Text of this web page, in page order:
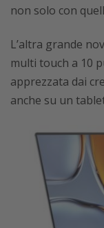
non solo con
L’altra grande
multi touch a 10
apprezzata dai
anche su un